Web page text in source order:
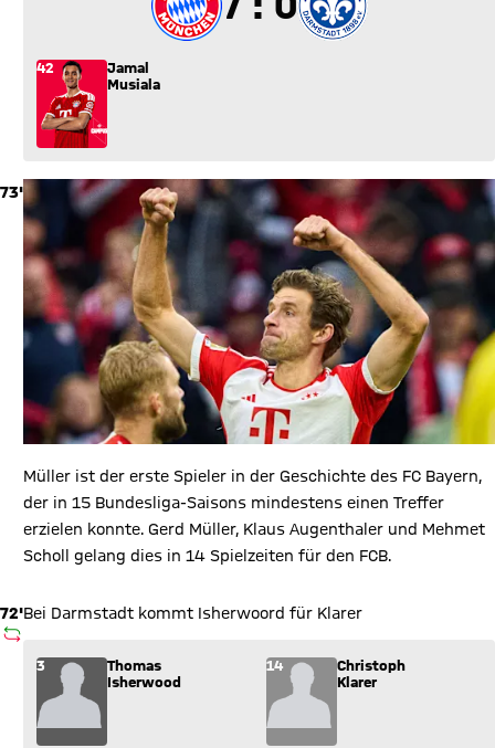
42
Jamal
Musiala
73'
Müller ist der erste Spieler in der Geschichte des FC Bayern,
der in 15 Bundesliga-Saisons mindestens einen Treffer
erzielen konnte. Gerd Müller, Klaus Augenthaler und Mehmet
Scholl gelang dies in 14 Spielzeiten für den FCB.
72'
AUSWECHSLUNG
Bei Darmstadt kommt Isherwoord für Klarer
Wechsel: Thomas Isherwood (3) kommt für Christoph Klarer
3
Thomas
Isherwood
14
Christoph
Klarer